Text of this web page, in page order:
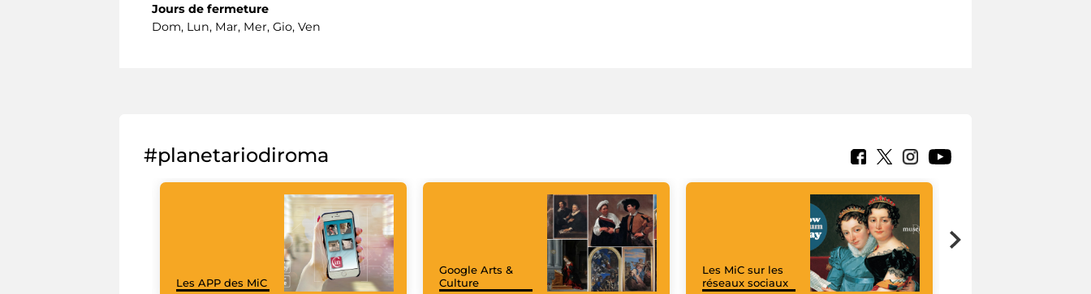
Jours de fermeture
Dom, Lun, Mar, Mer, Gio, Ven
#planetariodiroma
Les APP des MiC
Google Arts &
Culture
Les MiC sur les
réseaux sociaux